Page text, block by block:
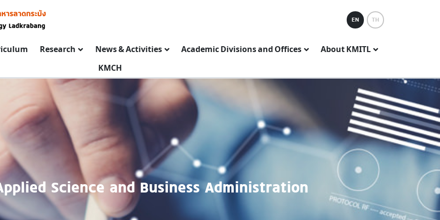
EN TH
Research News & Activities Academic Divisions and Offices
About KMITL
KMCH
Science and Business Administration